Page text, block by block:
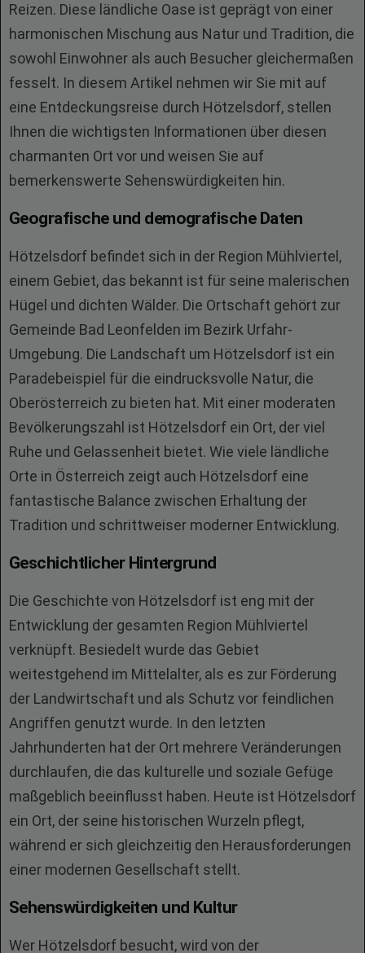
Reizen. Diese ländliche Oase ist geprägt von einer
harmonischen Mischung aus Natur und Tradition, die
sowohl Einwohner als auch Besucher gleichermaßen
fesselt. In diesem Artikel nehmen wir Sie mit auf
eine Entdeckungsreise durch Hötzelsdorf, stellen
Ihnen die wichtigsten Informationen über diesen
charmanten Ort vor und weisen Sie auf
bemerkenswerte Sehenswürdigkeiten hin.
Geografische und demografische Daten
Hötzelsdorf befindet sich in der Region Mühlviertel,
einem Gebiet, das bekannt ist für seine malerischen
Hügel und dichten Wälder. Die Ortschaft gehört zur
Gemeinde Bad Leonfelden im Bezirk Urfahr-
Umgebung. Die Landschaft um Hötzelsdorf ist ein
Paradebeispiel für die eindrucksvolle Natur, die
Oberösterreich zu bieten hat. Mit einer moderaten
Bevölkerungszahl ist Hötzelsdorf ein Ort, der viel
Ruhe und Gelassenheit bietet. Wie viele ländliche
Orte in Österreich zeigt auch Hötzelsdorf eine
fantastische Balance zwischen Erhaltung der
Tradition und schrittweiser moderner Entwicklung.
Geschichtlicher Hintergrund
Die Geschichte von Hötzelsdorf ist eng mit der
Entwicklung der gesamten Region Mühlviertel
verknüpft. Besiedelt wurde das Gebiet
weitestgehend im Mittelalter, als es zur Förderung
der Landwirtschaft und als Schutz vor feindlichen
Angriffen genutzt wurde. In den letzten
Jahrhunderten hat der Ort mehrere Veränderungen
durchlaufen, die das kulturelle und soziale Gefüge
maßgeblich beeinflusst haben. Heute ist Hötzelsdorf
ein Ort, der seine historischen Wurzeln pflegt,
während er sich gleichzeitig den Herausforderungen
einer modernen Gesellschaft stellt.
Sehenswürdigkeiten und Kultur
Wer Hötzelsdorf besucht, wird von der